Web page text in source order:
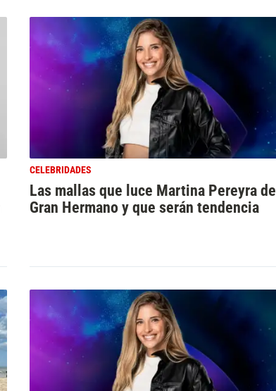
CELEBRIDADES
Las mallas que luce Martina Pereyra de
Gran Hermano y que serán tendencia